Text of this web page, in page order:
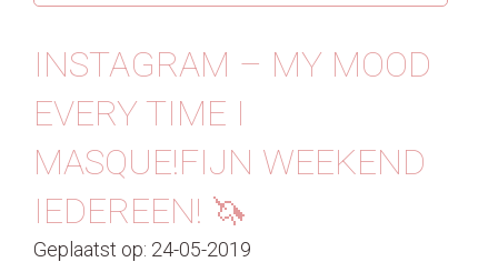
Behandelingen
Tarieven 2026
Blog
Webshop
INSTAGRAM – MY MOOD
EVERY TIME I
MASQUE!FIJN WEEKEND
IEDEREEN! 🦄
Geplaatst op: 24-05-2019